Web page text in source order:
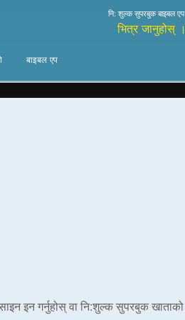
नि: शुल्क सुपरबुक बाइबल एप
भित्र जानुहोस् ।
बाइबल एप
इन गर्नुहोस् वा नि:शुल्क सुपरबुक खाताको